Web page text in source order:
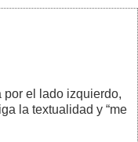
por el lado izquierdo,
la textualidad y “me